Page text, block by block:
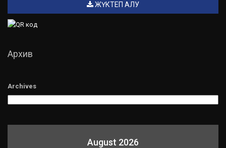
ЖҮКТЕП АЛУ
Архив
Archives
August 2026